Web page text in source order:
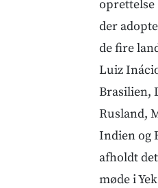
oprettelse
der
de fire
Luiz
Brasilien,
Rusland,
Indien og
afholdt
møde i